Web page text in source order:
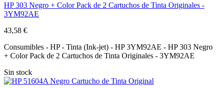
HP 303 Negro + Color Pack de 2 Cartuchos de Tinta Originales -
3YM92AE
43,58 €
Consumibles - HP - Tinta (Ink-jet) - HP 3YM92AE - HP 303 Negro
+ Color Pack de 2 Cartuchos de Tinta Originales - 3YM92AE
Sin stock